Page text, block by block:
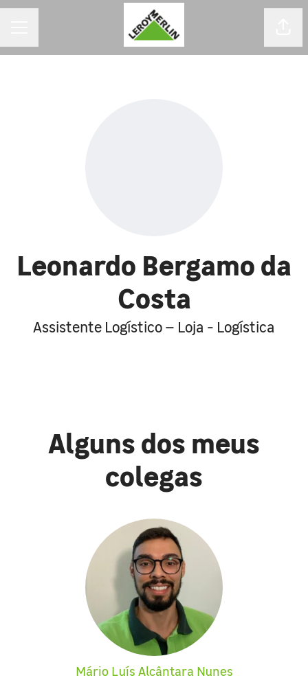
Leonardo Bergamo da
Costa
Assistente Logístico – Loja - Logística
Alguns dos meus
colegas
Mário Luís Alcântara Nunes